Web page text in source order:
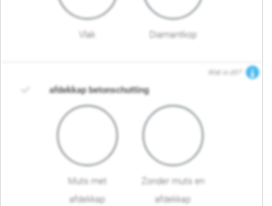
Vlak Diamantkop
Wat is dit?
afdekkap betonschutting
Muts met
afdekkap
Zonder muts en
afdekkap